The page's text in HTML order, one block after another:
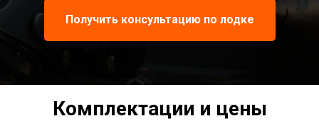
Получить консультацию по лодке
Комплектации и цены